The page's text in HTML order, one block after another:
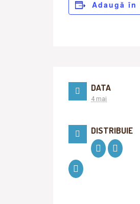
Adaugă în
DATA
4 mai
DISTRIBUIE